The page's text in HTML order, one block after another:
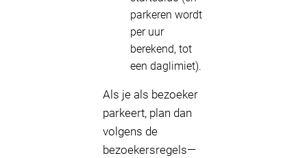
parkeren wordt
per uur
berekend, tot
een daglimiet).
Als je als bezoeker
parkeert, plan dan
volgens de
bezoekersregels—